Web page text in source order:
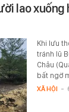
lao xuống
Khi lưu
tránh lũ
Châu
bất ngờ
XÃ HỘI -